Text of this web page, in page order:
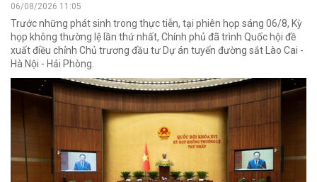
06/08/2026 11:05
Trước những phát sinh trong thực tiễn, tại phiên họp sáng 06/8, Kỳ
họp không thường lệ lần thứ nhất, Chính phủ đã trình Quốc hội đề
xuất điều chỉnh Chủ trương đầu tư Dự án tuyến đường sắt Lào Cai -
Hà Nội - Hải Phòng.